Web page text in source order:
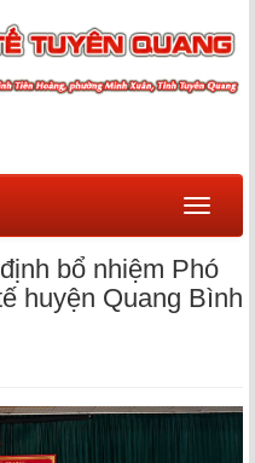
Menu
bổ nhiệm Phó
huyện Quang Bình